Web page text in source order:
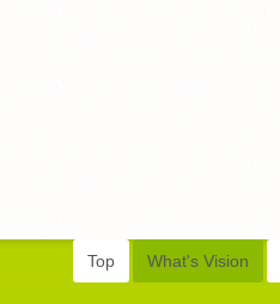
Top What's Vision